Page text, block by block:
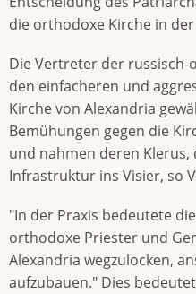
die orthodoxe Kirche in
Die Vertreter der
den einfacheren und
Kirche von Alexandria
Bemühungen gegen die
und nahmen deren
Infrastruktur ins Visier, so
"In der Praxis bedeutete
orthodoxe Priester und
Alexandria wegzulocken,
aufzubauen." Dies